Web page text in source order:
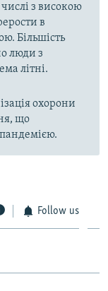
з високою
в
Більшість
люди з
літні.
охорони
що
Follow us